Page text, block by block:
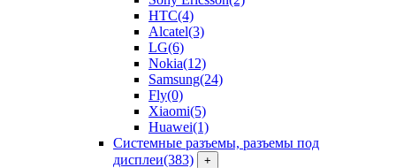
HTC(4)
Alcatel(3)
LG(6)
Nokia(12)
Samsung(24)
Fly(0)
Xiaomi(5)
Huawei(1)
Системные разъемы, разъемы под
дисплеи(383) +